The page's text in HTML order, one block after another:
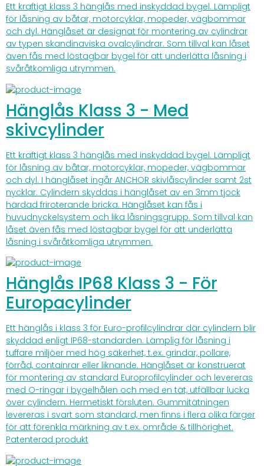
Ett kraftigt klass 3 hänglås med inskyddad bygel. Lämpligt
för låsning av båtar, motorcyklar, mopeder, vägbommar
och dyl. Hänglåset är designat för montering av cylindrar
av typen skandinaviska ovalcylindrar. Som tillval kan låset
även fås med löstagbar bygel för att underlätta låsning i
svåråtkomliga utrymmen.
Hänglås Klass 3 - Med
skivcylinder
Ett kraftigt klass 3 hänglås med inskyddad bygel. Lämpligt
för låsning av båtar, motorcyklar, mopeder, vägbommar
och dyl. I hänglåset ingår ANCHOR skivlåscylinder samt 2st
nycklar. Cylindern skyddas i hänglåset av en 3mm tjock
härdad friroterande bricka. Hänglåset kan fås i
huvudnyckelsystem och lika låsningsgrupp. Som tillval kan
låset även fås med löstagbar bygel för att underlätta
låsning i svåråtkomliga utrymmen.
Hänglås IP68 Klass 3 - För
Europacylinder
Ett hänglås i klass 3 för Euro-profilcylindrar där cylindern blir
skyddad enligt IP68-standarden. Lämplig för låsning i
tuffare miljöer med hög säkerhet, t.ex. grindar, pollare,
förråd, containrar eller liknande. Hänglåset är konstruerat
för montering av standard Europrofilcylinder och levereras
med O-ringar i bygelhålen och med en tät, utfällbar lucka
över cylindern. Hermetiskt försluten. Gummitätningen
levereras i svart som standard, men finns i flera olika färger
för att förenkla märkning av t.ex. område & tillhörighet.
Patenterad produkt